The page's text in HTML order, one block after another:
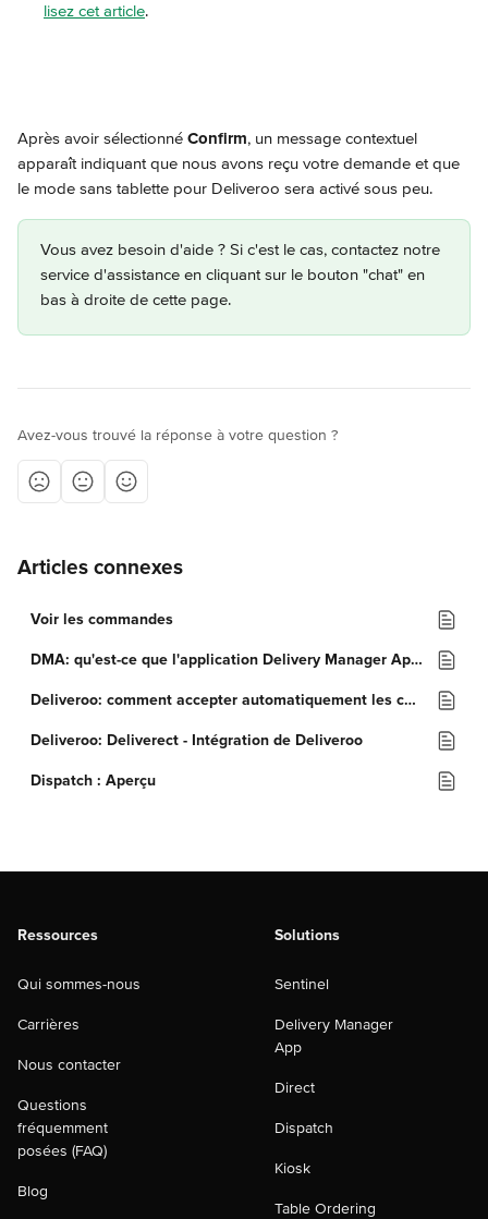
lisez cet article.
Après avoir sélectionné Confirm, un message contextuel
apparaît indiquant que nous avons reçu votre demande et que
le mode sans tablette pour Deliveroo sera activé sous peu.
Vous avez besoin d'aide ? Si c'est le cas, contactez notre
service d'assistance en cliquant sur le bouton "chat" en
bas à droite de cette page.
Avez-vous trouvé la réponse à votre question ?
Articles connexes
Voir les commandes
DMA: qu'est-ce que l'application Delivery Manager App ?
Deliveroo: comment accepter automatiquement les commandes?
Deliveroo: Deliverect - Intégration de Deliveroo
Dispatch : Aperçu
Ressources
Qui sommes-nous
Carrières
Nous contacter
Questions
fréquemment
posées (FAQ)
Blog
Solutions
Sentinel
Delivery Manager
App
Direct
Dispatch
Kiosk
Table Ordering